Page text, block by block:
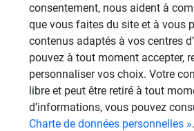
Agencements avec panneaux
Panneaux à carreler
Revêtements gamme Top
consentement, nous aident à
que vous faites du site et à vous
contenus adaptés à vos centres
pouvez à tout moment accepter,
personnaliser vos choix. Votre
libre et peut être retiré à tout
d’informations, vous pouvez
Charte de données personnelles ».